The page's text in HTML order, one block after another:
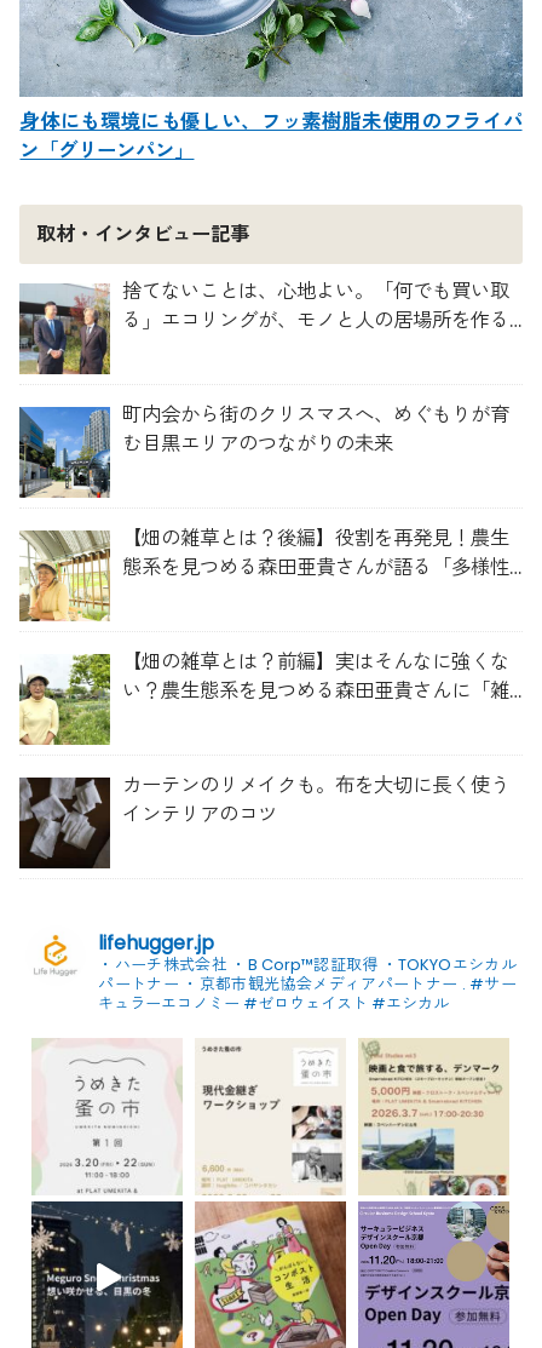
身体にも環境にも優しい、フッ素樹脂未使用のフライパ
ン「グリーンパン」
取材・インタビュー記事
捨てないことは、心地よい。「何でも買い取
る」エコリングが、モノと人の居場所を作る
町内会から街のクリスマスへ、めぐもりが育
む目黒エリアのつながりの未来
【畑の雑草とは？後編】役割を再発見！農生
態系を見つめる森田亜貴さんが語る「多様性
【畑の雑草とは？前編】実はそんなに強くな
い？農生態系を見つめる森田亜貴さんに「雑
カーテンのリメイクも。布を大切に長く使う
インテリアのコツ
lifehugger.jp
・ハーチ株式会社 ・B Corp™認証取得 ・TOKYOエシカル
パートナー ・京都市観光協会メディアパートナー . #サー
キュラーエコノミー #ゼロウェイスト #エシカル